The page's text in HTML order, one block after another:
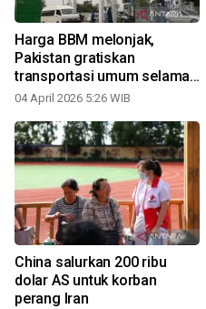
Harga BBM melonjak,
Pakistan gratiskan
transportasi umum selama
satu bulan
04 April 2026 5:26 WIB
China salurkan 200 ribu
dolar AS untuk korban
perang Iran